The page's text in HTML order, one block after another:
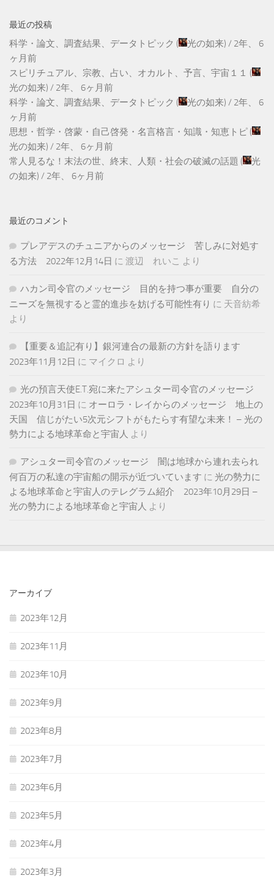
最近の投稿
科学・論文、調査結果、データトピック ( 光の如来) / 2年、 6
ヶ月前
スピリチュアル、宗教、占い、オカルト、予言、宇宙１１ (
光の如来) / 2年、 6ヶ月前
科学・論文、調査結果、データトピック ( 光の如来) / 2年、 6
ヶ月前
思想・哲学・啓蒙・自己啓発・名言格言・知識・知恵トピ (
光の如来) / 2年、 6ヶ月前
常人見るな！末法の世、終末、人類・社会の破滅の話題 (
光
の如来) / 2年、 6ヶ月前
最近のコメント
プレアデスのチュニアからのメッセージ 苦しみに対処す
る方法 2022年12月14日 に 渡辺 れいこ より
ハカン司令官のメッセージ 目的を持つ事が重要 自分の
ニーズを無視すると霊的進歩を妨げる可能性有り に 天音紡希
より
【重要＆追記有り】銀河連合の最新の方針を語ります
2023年11月12日 に マイクロ より
光の預言天使E.T.宛に来たアシュター司令官のメッセージ
2023年10月31日 に オーロラ・レイからのメッセージ 地上の
天国 信じがたい5次元シフトがもたらす有望な未来！ – 光の
勢力による地球革命と宇宙人 より
アシュター司令官のメッセージ 闇は地球から連れ去られ
何百万の私達の宇宙船の開示が近づいています に 光の勢力に
よる地球革命と宇宙人のテレグラム紹介 2023年10月29日 –
光の勢力による地球革命と宇宙人 より
アーカイブ
2023年12月
2023年11月
2023年10月
2023年9月
2023年8月
2023年7月
2023年6月
2023年5月
2023年4月
2023年3月